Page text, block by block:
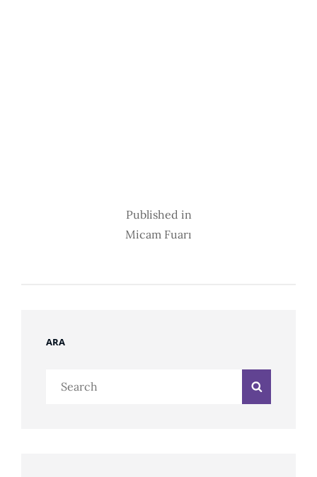
Published in
Micam Fuarı
ARA